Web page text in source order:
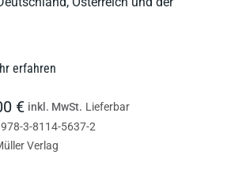
erfahren
€ inkl. MwSt. Lieferbar
978-3-8114-5637-2
Verlag